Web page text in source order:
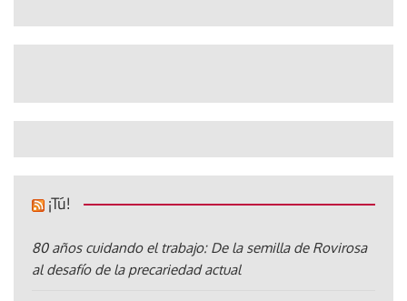
¡Tú!
80 años cuidando el trabajo: De la semilla de Rovirosa
al desafío de la precariedad actual